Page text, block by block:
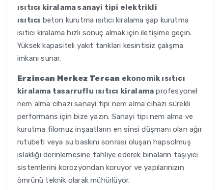
ısıtıcı kiralama sanayi tipi elektrikli
ısıtıcı beton kurutma ısıtıcı kiralama şap kurutma
ısıtıcı kiralama hızlı sonuç almak için iletişime geçin.
Yüksek kapasiteli yakıt tankları kesintisiz çalışma
imkanı sunar.
Erzincan Merkez Tercan ekonomik ısıtıcı
kiralama tasarruflu ısıtıcı kiralama profesyonel
nem alma cihazı sanayi tipi nem alma cihazı sürekli
performans için bize yazın. Sanayi tipi nem alma ve
kurutma filomuz inşaatların en sinsi düşmanı olan ağır
rutubeti veya su baskını sonrası oluşan hapsolmuş
ıslaklığı derinlemesine tahliye ederek binaların taşıyıcı
sistemlerini korozyondan koruyor ve yapılarınızın
ömrünü teknik olarak mühürlüyor.